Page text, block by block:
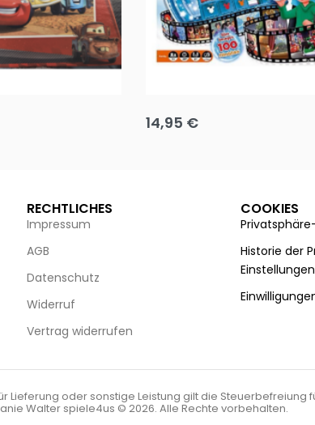
14,95 €
RECHTLICHES
Impressum
AGB
Datenschutz
Widerruf
Vertrag widerrufen
COOKIES
Historie der
Einstellungen
Lieferung oder sonstige Leistung gilt die Steuerbefreiung
Walter spiele4us © 2026. Alle Rechte vorbehalten.